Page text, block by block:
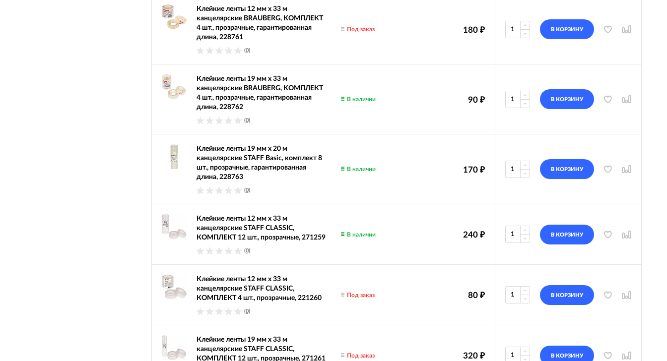
Клейкие ленты 12 мм х 33 м
канцелярские BRAUBERG, КОМПЛЕКТ
4 шт., прозрачные, гарантированная
длина, 228761
(0)
180 ₽
Под заказ В КОРЗИНУ
Клейкие ленты 19 мм х 33 м
канцелярские BRAUBERG, КОМПЛЕКТ
4 шт., прозрачные, гарантированная
длина, 228762
(0)
90 ₽
В наличии В КОРЗИНУ
Клейкие ленты 19 мм х 20 м
канцелярские STAFF Basic, комплект 8
шт., прозрачные, гарантированная
длина, 228763
(0)
170 ₽
В наличии В КОРЗИНУ
Клейкие ленты 12 мм х 33 м
канцелярские STAFF CLASSIC,
КОМПЛЕКТ 12 шт., прозрачные, 271259
(0)
240 ₽
В наличии В КОРЗИНУ
Клейкие ленты 12 мм х 33 м
канцелярские STAFF CLASSIC,
КОМПЛЕКТ 4 шт., прозрачные, 221260
(0)
80 ₽
Под заказ В КОРЗИНУ
Клейкие ленты 19 мм х 33 м
канцелярские STAFF CLASSIC,
КОМПЛЕКТ 12 шт., прозрачные, 271261
320 ₽
Под заказ В КОРЗИНУ